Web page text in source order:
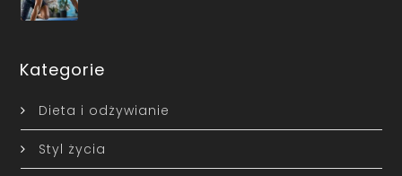
Kategorie
Dieta i odżywianie
Styl życia